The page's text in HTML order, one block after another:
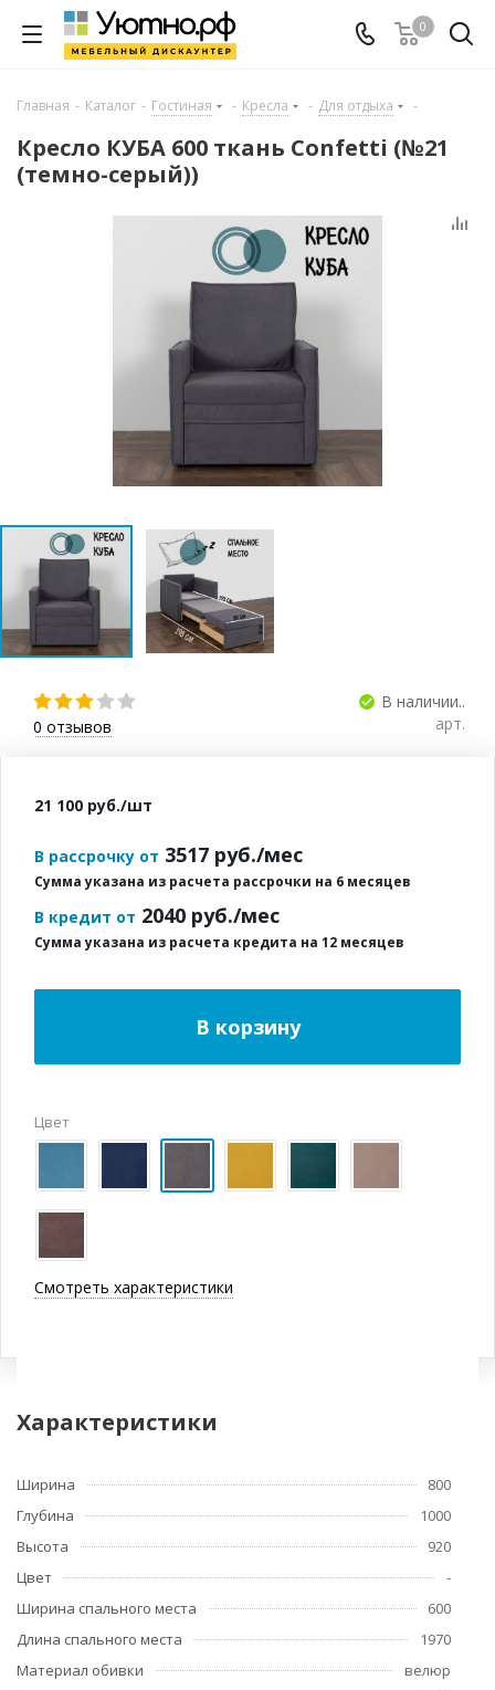
0
Главная - Каталог - Гостиная - Кресла - Для отдыха -
Кресло КУБА 600 ткань Confetti (№21
(темно-серый))
0 отзывов
В наличии..
арт.
21 100 руб./шт
В рассрочку от 3517 руб./мес
Сумма указана из расчета рассрочки на 6 месяцев
В кредит от 2040 руб./мес
Сумма указана из расчета кредита на 12 месяцев
Цвет
Смотреть характеристики
В корзину
Характеристики
Ширина
800
Глубина
1000
Высота
920
Цвет
-
Ширина спального места
600
Длина спального места
1970
Материал обивки
велюр